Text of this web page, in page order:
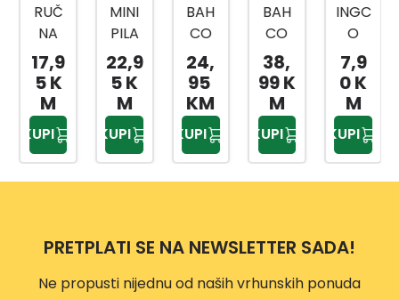
RUČ
NA
PILA
500
MM
HHAS
6850
0
17,9
5 K
M
KUPI
MINI
PILA
SAN
DVIK
22,9
5 K
M
KUPI
BAH
CO
PILA-
LISIČ
JI
REP
SAN
DVIK
475
24,
95
KM
KUPI
BAH
CO
PILA
LISIČI
JI
REP
SAN
DVIK
475
CUT
38,
99 K
M
KUPI
INGC
O
PILA
ZA
REGI
PS
12,30
0MM
HCS3
7,9
0 K
M
KUPI
PRETPLATI SE NA NEWSLETTER SADA!
Ne propusti nijednu od naših vrhunskih ponuda